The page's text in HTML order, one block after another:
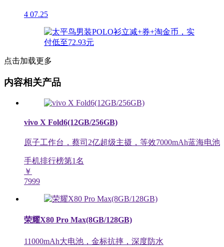
4 07.25
点击加载更多
内容相关产品
vivo X Fold6(12GB/256GB)
原子工作台，蔡司2亿超级主摄，等效7000mAh蓝海电池
手机排行榜第1名
￥
7999
荣耀X80 Pro Max(8GB/128GB)
11000mAh大电池，金标抗摔，深度防水